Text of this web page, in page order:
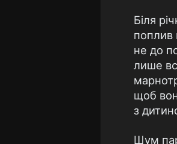
Бiля
поплив
не до
лише
щоб
з
Шум